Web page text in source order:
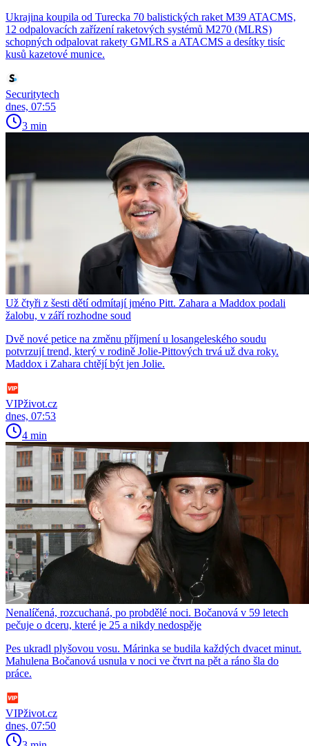
Ukrajina koupila od Turecka 70 balistických raket M39 ATACMS,
12 odpalovacích zařízení raketových systémů M270 (MLRS)
schopných odpalovat rakety GMLRS a ATACMS a desítky tisíc
kusů kazetové munice.
Securitytech
dnes, 07:55
3 min
Už čtyři z šesti dětí odmítají jméno Pitt. Zahara a Maddox podali
žalobu, v září rozhodne soud
Dvě nové petice na změnu příjmení u losangeleského soudu
potvrzují trend, který v rodině Jolie-Pittových trvá už dva roky.
Maddox i Zahara chtějí být jen Jolie.
VIPživot.cz
dnes, 07:53
4 min
Nenalíčená, rozcuchaná, po probdělé noci. Bočanová v 59 letech
pečuje o dceru, které je 25 a nikdy nedospěje
Pes ukradl plyšovou vosu. Márinka se budila každých dvacet minut.
Mahulena Bočanová usnula v noci ve čtvrt na pět a ráno šla do
práce.
VIPživot.cz
dnes, 07:50